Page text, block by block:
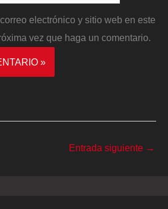
electrónico y sitio web en este
vez que haga un comentario.
Entrada siguiente →